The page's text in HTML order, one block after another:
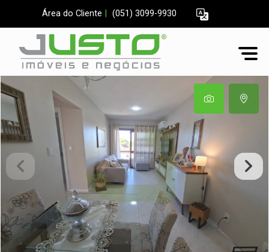
Área do Cliente (051) 3099-9930